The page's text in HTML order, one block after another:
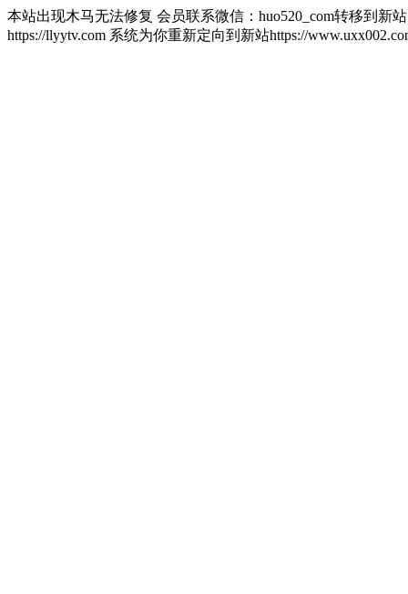
本站出现木马无法修复 会员联系微信：huo520_com转移到新
https://llyytv.com 系统为你重新定向到新站https://